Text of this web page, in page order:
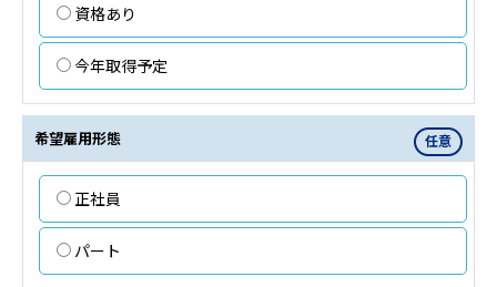
資格あり
今年取得予定
希望雇用形態 任意
正社員
パート